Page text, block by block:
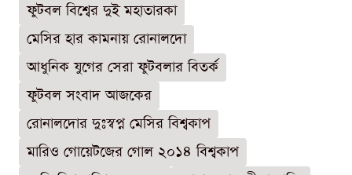
ফুটবল বিশ্বের দুই মহাতারকা
মেসির হার কামনায় রোনালদো
আধুনিক যুগের সেরা ফুটবলার বিতর্ক
ফুটবল সংবাদ আজকের
রোনালদোর দুঃস্বপ্ন মেসির বিশ্বকাপ
মারিও গোয়েটজের গোল ২০১৪ বিশ্বকাপ